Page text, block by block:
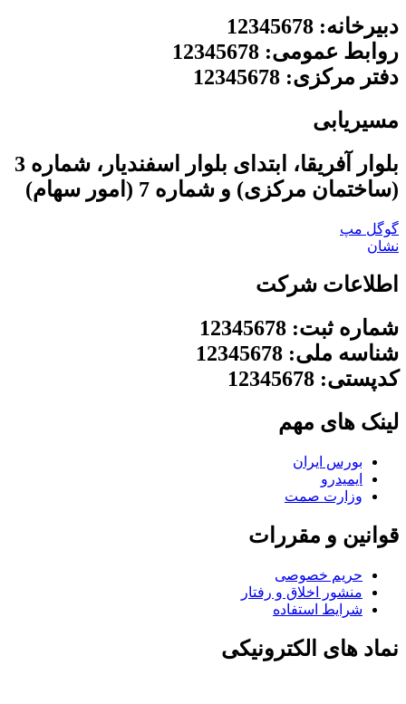
دبیرخانه: 12345678
روابط عمومی: 12345678
دفتر مرکزی: 12345678
مسیریابی
بلوار آفریقا، ابتدای بلوار اسفندیار، شماره 3
(ساختمان مرکزی) و شماره 7 (امور سهام)
گوگل مپ
نشان
اطلاعات شرکت
شماره ثبت: 12345678
شناسه ملی: 12345678
کدپستی: 12345678
لینک های مهم
بورس ایران
ایمیدرو
وزارت صمت
قوانین و مقررات
حریم خصوصی
منشور اخلاق و رفتار
شرایط استفاده
نماد های الکترونیکی